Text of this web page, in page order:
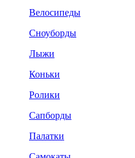
Велосипеды
Сноуборды
Лыжи
Коньки
Ролики
Сапборды
Палатки